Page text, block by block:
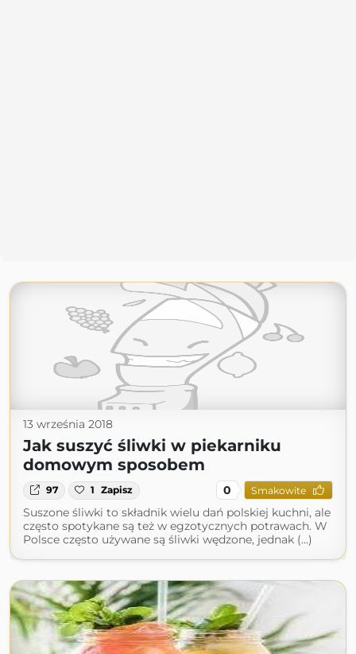
13 września 2018
Jak suszyć śliwki w piekarniku
domowym sposobem
97 1 Zapisz 0 Smakowite
Suszone śliwki to składnik wielu dań polskiej kuchni, ale
często spotykane są też w egzotycznych potrawach. W
Polsce często używane są śliwki wędzone, jednak (...)